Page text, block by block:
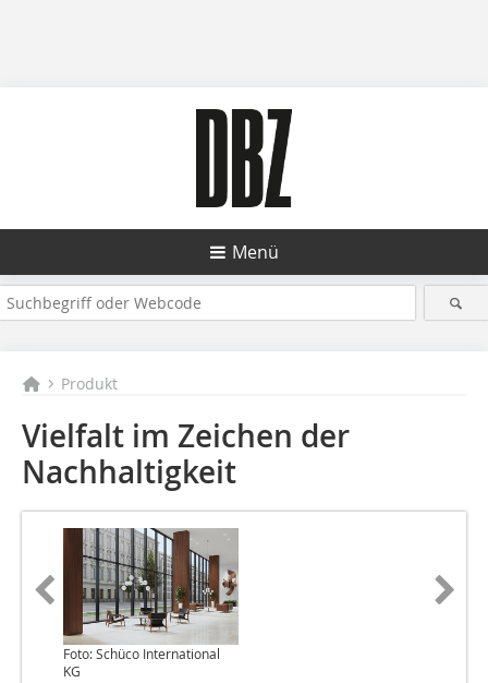
Menü
Produkt
Vielfalt im Zeichen der
Nachhaltigkeit
Foto: Schüco International
KG